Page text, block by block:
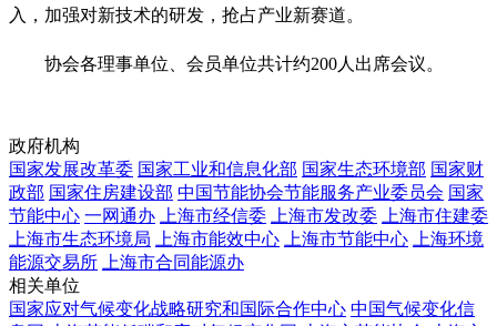
入，加强对新技术的研发，抢占产业新赛道。
协会各理事单位、会员单位共计约200人出席会议。
政府机构
国家发展改革委 国家工业和信息化部 国家生态环境部 国家财
政部 国家住房建设部 中国节能协会节能服务产业委员会 国家
节能中心 一网通办 上海市经信委 上海市发改委
上海市住建委
上海市生态环境局
上海市能效中心 上海市节能中心
上海环境
能源交易所
上海市合同能源办
相关单位
国家应对气候变化战略研究和国际合作中心 中国气候变化信